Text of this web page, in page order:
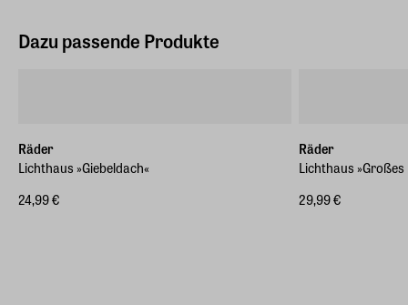
Dazu passende Produkte
Räder
Lichthaus »Giebeldach«
24,99 €
Räder
Lichthaus
29,99 €